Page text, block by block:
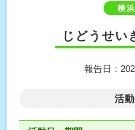
横
じどうせい
報告日：
活